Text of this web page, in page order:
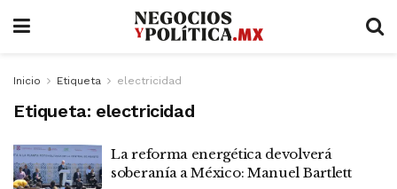
Inicio Etiqueta electricidad
Etiqueta: electricidad
La reforma energética devolverá
soberanía a México: Manuel Bartlett